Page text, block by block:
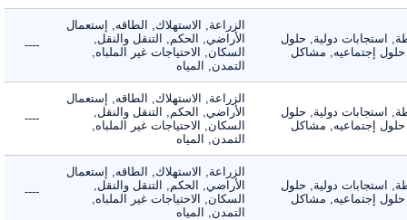
استجابات دولية, حلول
إجتماعيه, مشاكل
الزراعة, الاستهلاك, الطاقه, إستعمال
الأراضي, الحكم, التنقل والنقل,
السكان, الاحتياجات غير الملباه,
التمدن, المياه
----
استجابات دولية, حلول
إجتماعيه, مشاكل
الزراعة, الاستهلاك, الطاقه, إستعمال
الأراضي, الحكم, التنقل والنقل,
السكان, الاحتياجات غير الملباه,
التمدن, المياه
----
استجابات دولية, حلول
إجتماعيه, مشاكل
الزراعة, الاستهلاك, الطاقه, إستعمال
الأراضي, الحكم, التنقل والنقل,
السكان, الاحتياجات غير الملباه,
التمدن, المياه
----